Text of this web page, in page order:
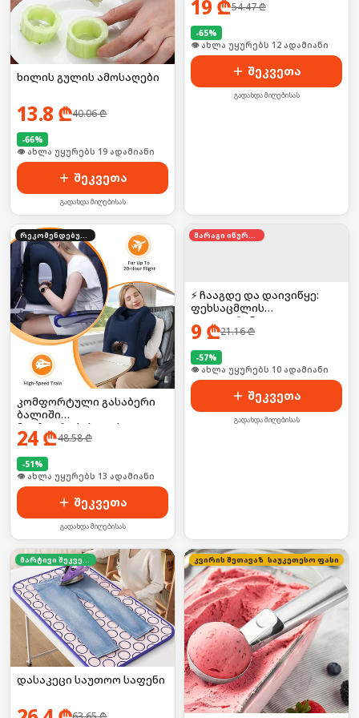
ხილის გულის ამოსაღები
13.8 ₾40.06₾
-66%
🛒 ბოლო 24სთ-ში იყიდა 25-მა
შეკვეთა
გადახდა მიღებისას
19 ₾54.47₾
-65%
🛒 ბოლო 24სთ-ში იყიდა 19-მა
შეკვეთა
გადახდა მიღებისას
რეკომენდებული
კომფორტული გასაბერი
ბალიში
მოგზაურობისთვის
24₾48.58₾
-51%
🛒 ბოლო 24სთ-ში იყიდა 19-მა
შეკვეთა
გადახდა მიღებისას
მარაგი იწურება
⚡ ჩააგდე და დაივიწყე:
ფეხსაცმლის
დეოდორანტი
9 ₾21.16₾
-57%
🛒 ბოლო 24სთ-ში იყიდა 17-მა
შეკვეთა
გადახდა მიღებისას
მარტივი შეკვეთა
დასაკეცი საუთოო საფენი
კვირის შეთავაზებასაუკეთესო ფასი